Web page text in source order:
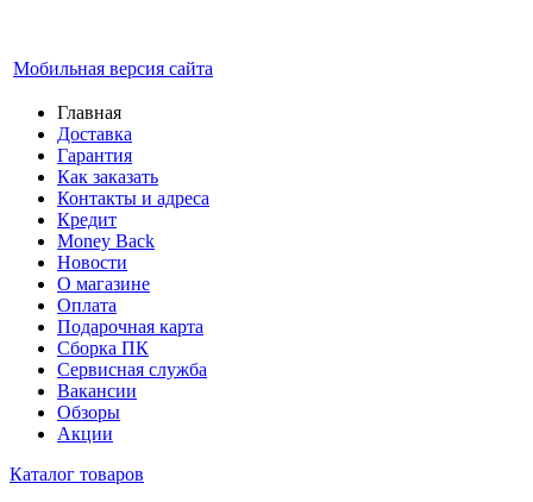
Мобильная версия сайта
Главная
Доставка
Гарантия
Как заказать
Контакты и адреса
Кредит
Money Back
Новости
О магазине
Оплата
Подарочная карта
Сборка ПК
Сервисная служба
Вакансии
Обзоры
Акции
Каталог товаров